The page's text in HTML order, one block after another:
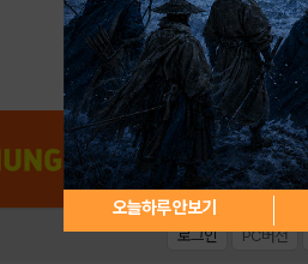
아이디 / 비밀번호 찾기
오늘하루 안보기
로그인 PC버전